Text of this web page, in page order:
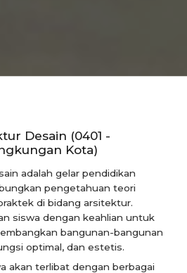
Desain (0401 -
Kota)
adalah gelar pendidikan
pengetahuan teori
di bidang arsitektur.
siswa dengan keahlian untuk
bangunan-bangunan
optimal, dan estetis.
akan terlibat dengan berbagai